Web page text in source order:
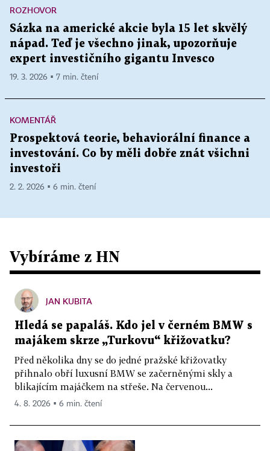
ROZHOVOR
Sázka na americké akcie byla 15 let skvělý
nápad. Teď je všechno jinak, upozorňuje
expert investičního gigantu Invesco
19. 3. 2026 ▪ 7 min. čtení
KOMENTÁŘ
Prospektová teorie, behaviorální finance a
investování. Co by měli dobře znát všichni
investoři
2. 2. 2026 ▪ 6 min. čtení
Vybíráme z HN
JAN KUBITA
Hledá se papaláš. Kdo jel v černém BMW s
majákem skrze „Turkovu“ křižovatku?
Před několika dny se do jedné pražské křižovatky
přihnalo obří luxusní BMW se začerněnými skly a
blikajícím majáčkem na střeše. Na červenou...
4. 8. 2026 ▪ 6 min. čtení